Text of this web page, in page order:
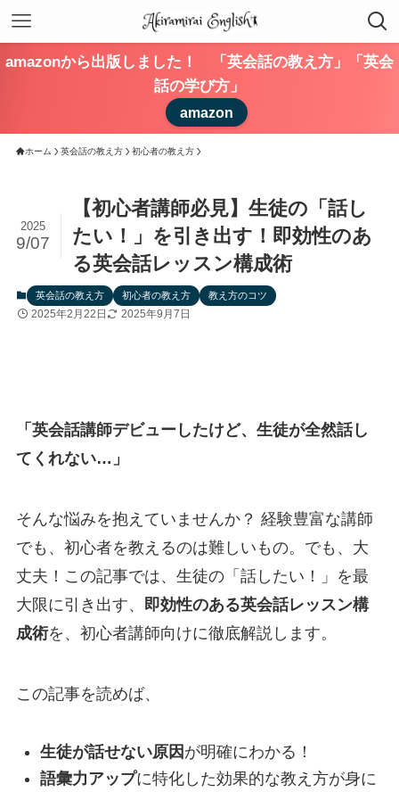
amazonから出版しました！ 「英会話の教え方」「英会
話の学び方」
amazon
ホーム 英会話の教え方 初心者の教え方
【初心者講師必見】生徒の「話し
たい！」を引き出す！即効性のあ
る英会話レッスン構成術
2025
9/07
英会話の教え方 初心者の教え方 教え方のコツ
2025年2月22日 2025年9月7日
「英会話講師デビューしたけど、生徒が全然話し
てくれない…」
そんな悩みを抱えていませんか？ 経験豊富な講師
でも、初心者を教えるのは難しいもの。でも、大
丈夫！この記事では、生徒の「話したい！」を最
大限に引き出す、 即効性のある英会話レッスン構
成術を、初心者講師向けに徹底解説します。
この記事を読めば、
生徒が話せない原因 が明確にわかる！
語彙力アップに特化した効果的な教え方が身に